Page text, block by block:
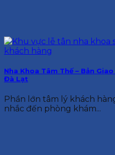
Nha Khoa Tâm Thế – Bản
Đà Lạt
Phần lớn tâm lý khách
nhắc đến phòng khám...